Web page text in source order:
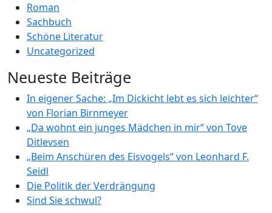
Roman
Sachbuch
Schöne Literatur
Uncategorized
Neueste Beiträge
In eigener Sache: „Im Dickicht lebt es sich leichter“
von Florian Birnmeyer
„Da wohnt ein junges Mädchen in mir“ von Tove
Ditlevsen
„Beim Anschüren des Eisvogels“ von Leonhard F.
Seidl
Die Politik der Verdrängung
Sind Sie schwul?